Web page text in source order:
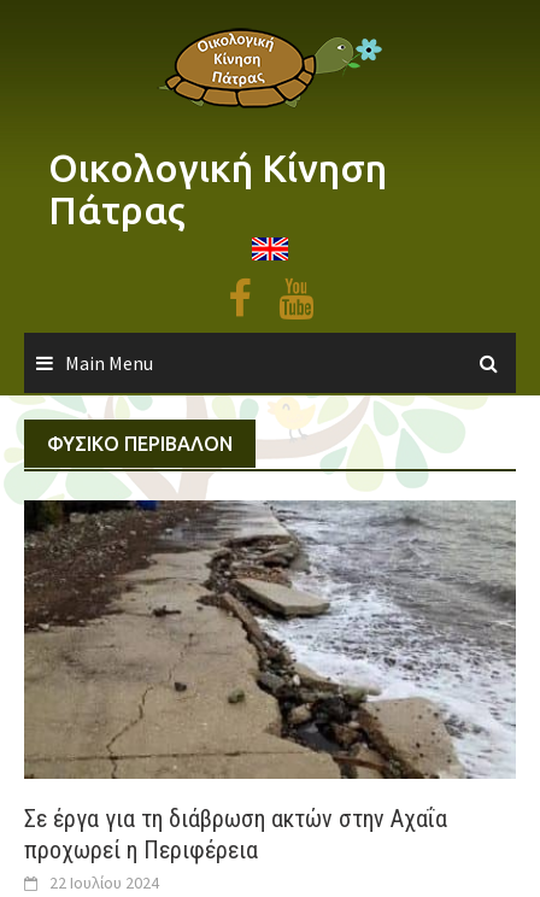
Οικολογική Κίνηση
Πάτρας
Main Menu
ΦΥΣΙΚΌ ΠΕΡΙΒΆΛΟΝ
Σε έργα για τη διάβρωση ακτών στην Αχαΐα
προχωρεί η Περιφέρεια
22 Ιουλίου 2024